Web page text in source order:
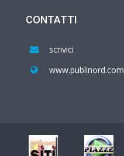
CONTATTI
scrivici
www.publinord.com